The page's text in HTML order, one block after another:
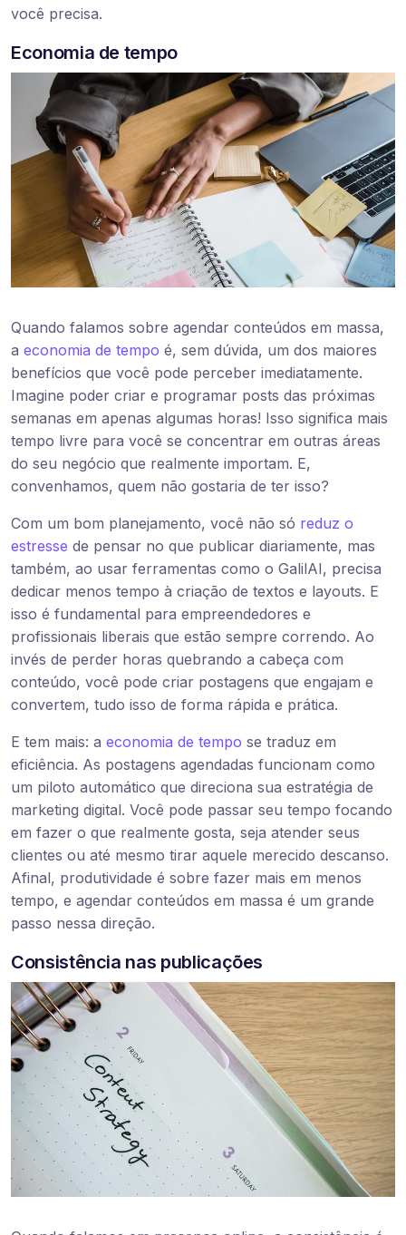
você precisa.
Economia de tempo
Quando falamos sobre agendar conteúdos em massa,
a economia de tempo é, sem dúvida, um dos maiores
benefícios que você pode perceber imediatamente.
Imagine poder criar e programar posts das próximas
semanas em apenas algumas horas! Isso significa mais
tempo livre para você se concentrar em outras áreas
do seu negócio que realmente importam. E,
convenhamos, quem não gostaria de ter isso?
Com um bom planejamento, você não só reduz o
estresse de pensar no que publicar diariamente, mas
também, ao usar ferramentas como o GalilAI, precisa
dedicar menos tempo à criação de textos e layouts. E
isso é fundamental para empreendedores e
profissionais liberais que estão sempre correndo. Ao
invés de perder horas quebrando a cabeça com
conteúdo, você pode criar postagens que engajam e
convertem, tudo isso de forma rápida e prática.
E tem mais: a economia de tempo se traduz em
eficiência. As postagens agendadas funcionam como
um piloto automático que direciona sua estratégia de
marketing digital. Você pode passar seu tempo focando
em fazer o que realmente gosta, seja atender seus
clientes ou até mesmo tirar aquele merecido descanso.
Afinal, produtividade é sobre fazer mais em menos
tempo, e agendar conteúdos em massa é um grande
passo nessa direção.
Consistência nas publicações